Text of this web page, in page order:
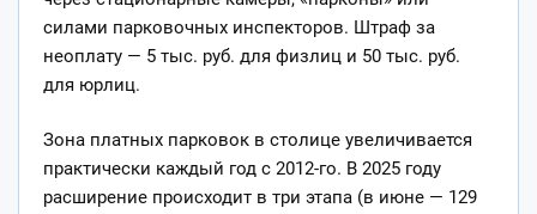
силами парковочных инспекторов. Штраф за
неоплату — 5 тыс. руб. для физлиц и 50 тыс. руб.
для юрлиц.
Зона платных парковок в столице увеличивается
практически каждый год с 2012-го. В 2025 году
расширение происходит в три этапа (в июне — 129